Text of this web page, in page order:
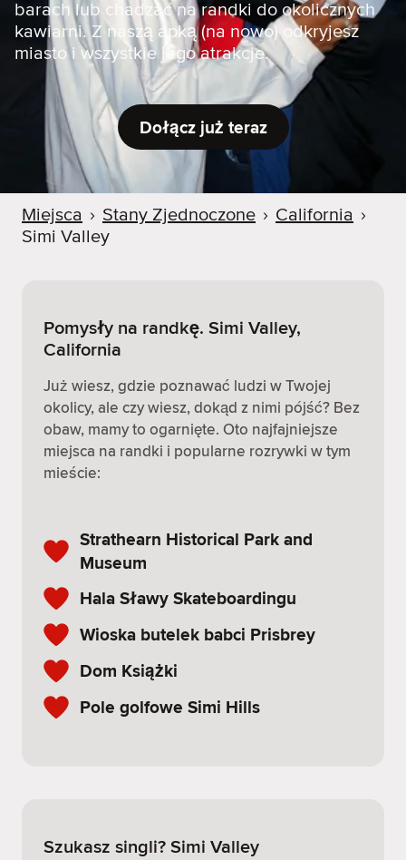
barach lub chadzać na randki do okolicznych
kawiarni. Z naszą apką (na nowo) odkryjesz
miasto i wszystkie jego atrakcje.
Dołącz już teraz
Miejsca › Stany Zjednoczone › California ›
Simi Valley
Pomysły na randkę. Simi Valley,
California
Już wiesz, gdzie poznawać ludzi w Twojej
okolicy, ale czy wiesz, dokąd z nimi pójść? Bez
obaw, mamy to ogarnięte. Oto najfajniejsze
miejsca na randki i popularne rozrywki w tym
mieście:
Strathearn Historical Park and
Museum
Hala Sławy Skateboardingu
Wioska butelek babci Prisbrey
Dom Książki
Pole golfowe Simi Hills
Szukasz singli? Simi Valley